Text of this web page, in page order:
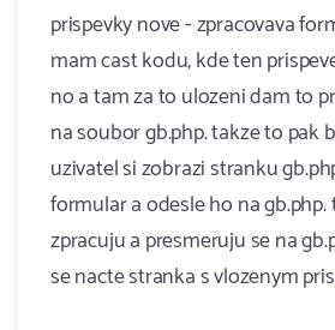
prispevky nove - zpracovava
mam cast kodu, kde ten
no a tam za to ulozeni dam to
na soubor gb.php. takze to pak
uzivatel si zobrazi stranku
formular a odesle ho na
zpracuju a presmeruju se na
se nacte stranka s vlozenym